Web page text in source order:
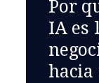
Por
IA es
hacia